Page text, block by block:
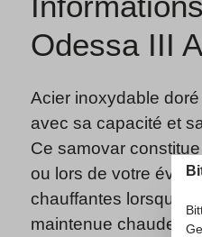
Odessa III
Acier inoxydable
avec sa capacité et
Ce samovar
ou lors de votre
chauffantes lorsque
maintenue chaude